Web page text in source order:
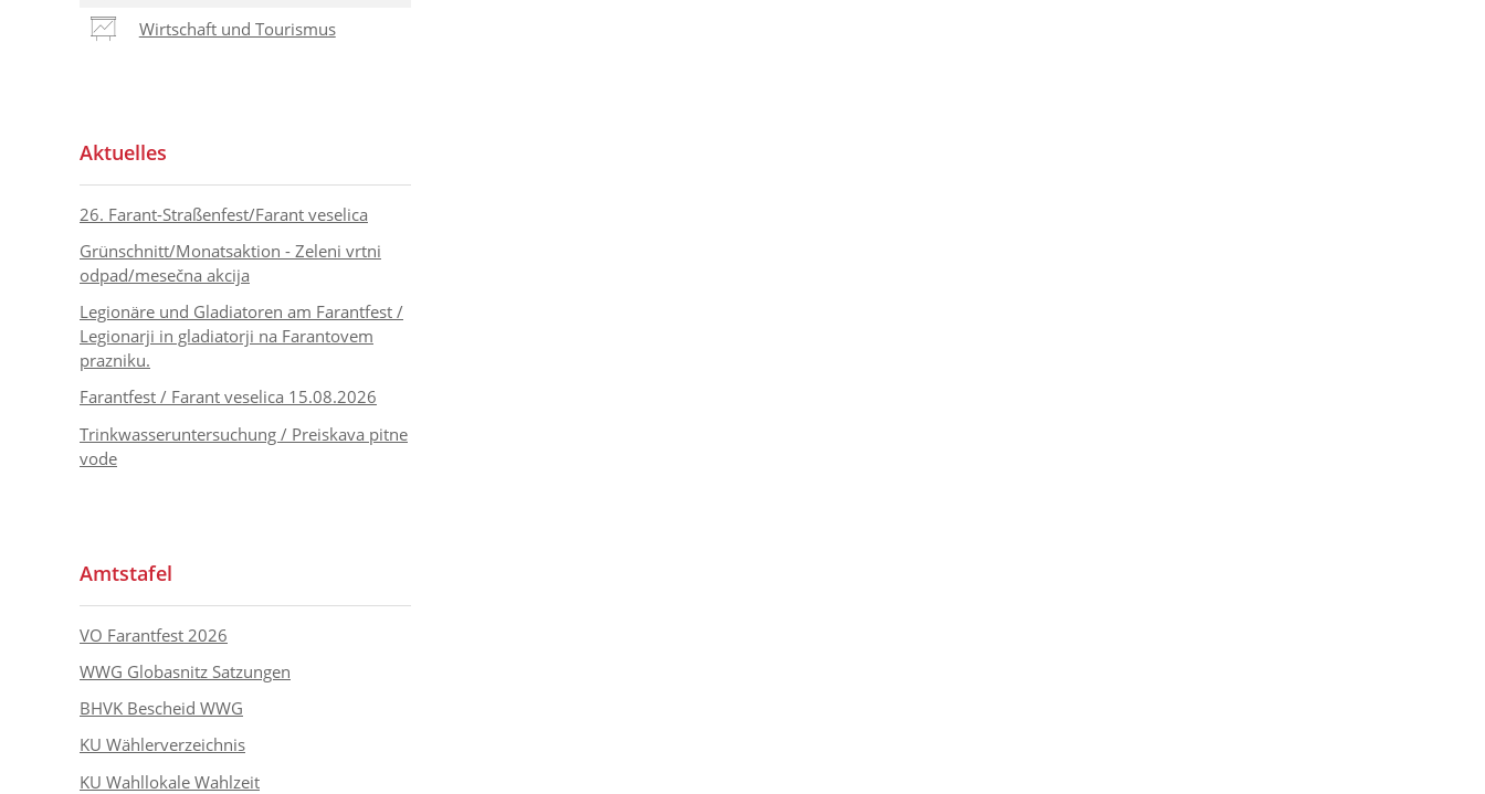
Wirtschaft und Tourismus
Aktuelles
26. Farant-Straßenfest/Farant veselica
Grünschnitt/Monatsaktion - Zeleni vrtni
odpad/mesečna akcija
Legionäre und Gladiatoren am Farantfest /
Legionarji in gladiatorji na Farantovem
prazniku.
Farantfest / Farant veselica 15.08.2026
Trinkwasseruntersuchung / Preiskava pitne
vode
Amtstafel
VO Farantfest 2026
WWG Globasnitz Satzungen
BHVK Bescheid WWG
KU Wählerverzeichnis
KU Wahllokale Wahlzeit